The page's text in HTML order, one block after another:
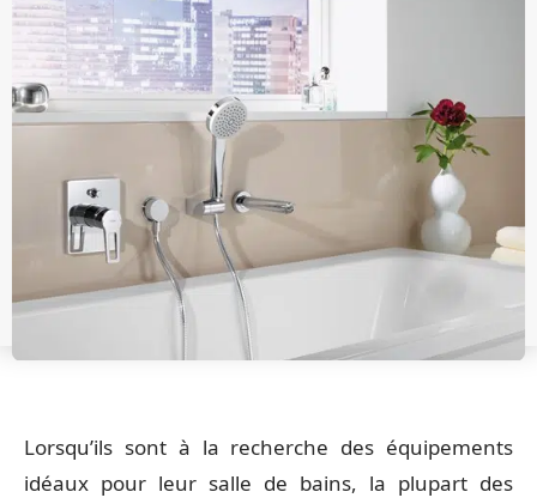
Lorsqu’ils sont à la recherche des équipements
idéaux pour leur salle de bains, la plupart des